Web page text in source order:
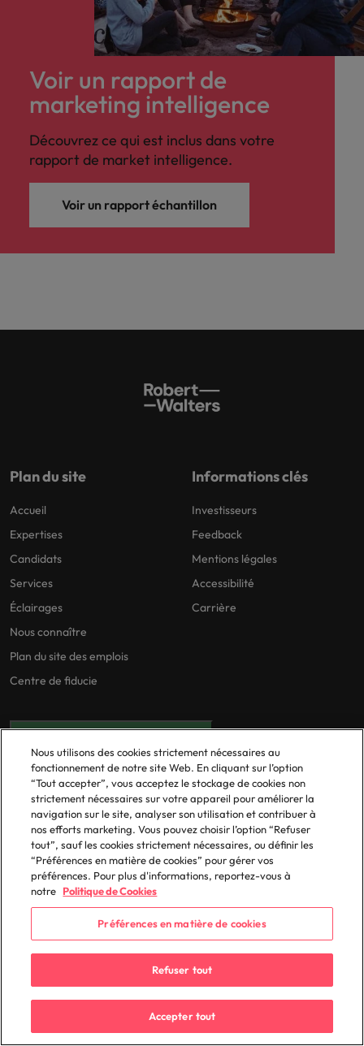
Voir un rapport de
marketing intelligence
Découvrez ce qui est inclus dans votre
rapport de market intelligence.
Voir un rapport échantillon
Plan du site
Accueil
Expertises
Candidats
Services
Éclairages
Nous connaître
Plan du site des emplois
Centre de fiducie
Informations clés
Investisseurs
Feedback
Mentions légales
Accessibilité
Carrière
Nos bureaux
Afrique
Allemagne
Australie
Belgique
Canada
Chine continentale
Émirats Arabes Unis
Irlande
Italie
Japon
Malaisie
Nouvelle-Zélande
Pays-Bas
Philippines
Portugal
Royaume-Uni
Nous utilisons des cookies strictement nécessaires au
fonctionnement de notre site Web. En cliquant sur l’option
“Tout accepter”, vous acceptez le stockage de cookies non
strictement nécessaires sur votre appareil pour améliorer la
navigation sur le site, analyser son utilisation et contribuer à
nos efforts marketing. Vous pouvez choisir l’option “Refuser
tout”, sauf les cookies strictement nécessaires, ou définir les
“Préférences en matière de cookies” pour gérer vos
préférences. Pour plus d'informations, reportez-vous à
notre Politique de Cookies
Préférences en matière de cookies
Refuser tout
Accepter tout